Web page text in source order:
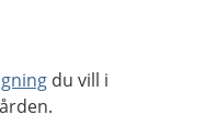
du vill i